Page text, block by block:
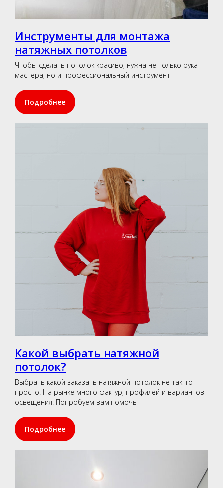
Инструменты для монтажа
натяжных потолков
Чтобы сделать потолок красиво, нужна не только рука
мастера, но и профессиональный инструмент
Подробнее
Какой выбрать натяжной
потолок?
Выбрать какой заказать натяжной потолок не так-то
просто. На рынке много фактур, профилей и вариантов
освещения. Попробуем вам помочь
Подробнее